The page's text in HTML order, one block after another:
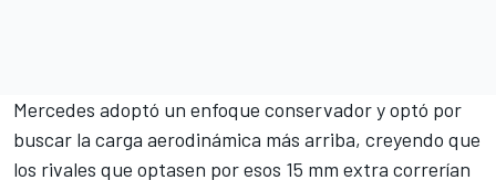
Mercedes adoptó un enfoque conservador y optó por
buscar la carga aerodinámica más arriba, creyendo que
los rivales que optasen por esos 15 mm extra correrían